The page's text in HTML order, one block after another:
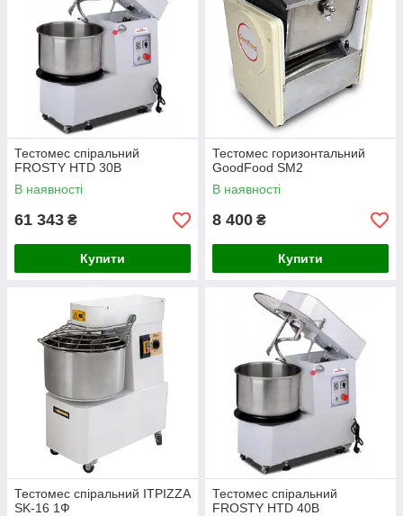
Тестомес спіральний
FROSTY HTD 30B
В наявності
61 343 ₴
Купити
Тестомес горизонтальний
GoodFood SM2
В наявності
8 400 ₴
Купити
Тестомес спіральний ITPIZZA
SK-16 1Ф
Тестомес спіральний
FROSTY HTD 40B